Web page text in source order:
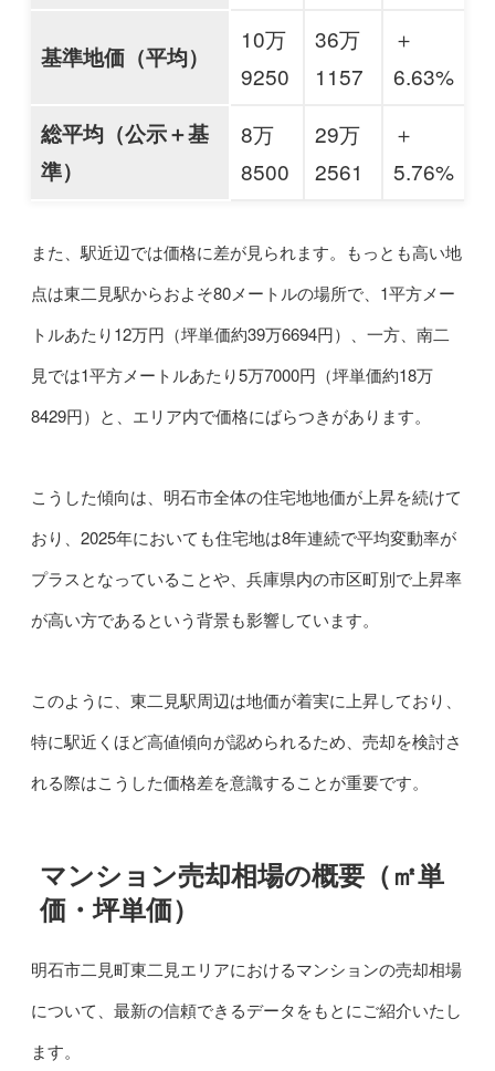
基準地価（平均）
10万
9250
36万
1157
＋
6.63%
総平均（公示＋基
準）
8万
8500
29万
2561
＋
5.76%
また、駅近辺では価格に差が見られます。もっとも高い地
点は東二見駅からおよそ80メートルの場所で、1平方メー
トルあたり12万円（坪単価約39万6694円）、一方、南二
見では1平方メートルあたり5万7000円（坪単価約18万
8429円）と、エリア内で価格にばらつきがあります。
こうした傾向は、明石市全体の住宅地地価が上昇を続けて
おり、2025年においても住宅地は8年連続で平均変動率が
プラスとなっていることや、兵庫県内の市区町別で上昇率
が高い方であるという背景も影響しています。
このように、東二見駅周辺は地価が着実に上昇しており、
特に駅近くほど高値傾向が認められるため、売却を検討さ
れる際はこうした価格差を意識することが重要です。
マンション売却相場の概要（㎡単
価・坪単価）
明石市二見町東二見エリアにおけるマンションの売却相場
について、最新の信頼できるデータをもとにご紹介いたし
ます。